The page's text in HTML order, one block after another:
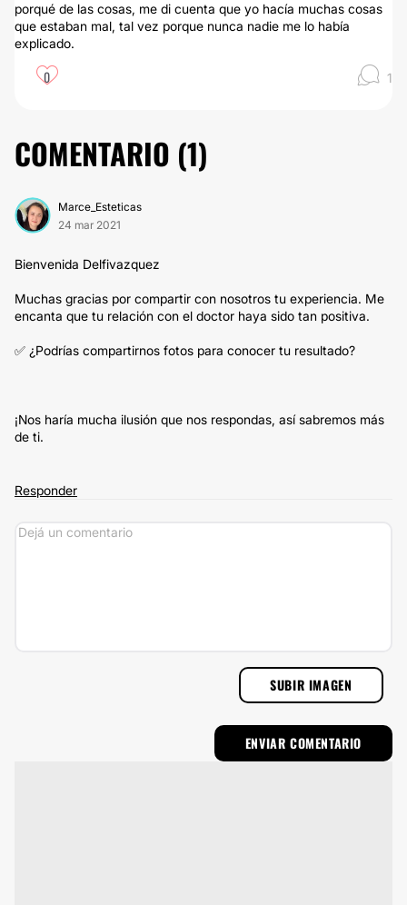
porqué de las cosas, me di cuenta que yo hacía muchas cosas
que estaban mal, tal vez porque nunca nadie me lo había
explicado.
0 1
COMENTARIO (1)
Marce_Esteticas
24 mar 2021
Bienvenida Delfivazquez
Muchas gracias por compartir con nosotros tu experiencia. Me
encanta que tu relación con el doctor haya sido tan positiva.
✅ ¿Podrías compartirnos fotos para conocer tu resultado?
¡Nos haría mucha ilusión que nos respondas, así sabremos más
de ti.
Responder
SUBIR IMAGEN